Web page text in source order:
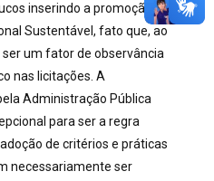
inserindo a promoção
Sustentável, fato que, ao
um fator de observância
nas licitações. A
Administração Pública
para ser a regra
de critérios e práticas
necessariamente ser